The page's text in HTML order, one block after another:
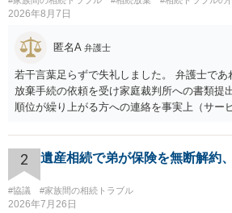
2026年8月7日
匿名A 弁護士
若干言葉足らずで失礼しました。 弁護士で
放棄手続の依頼を受け家庭裁判所への書類提
順位が繰り上がる方への連絡を事実上（サー
できない、という意味でした。
2 遺産相続で弟が保険を無断解約
#協議 #家族間の相続トラブル
2026年7月26日